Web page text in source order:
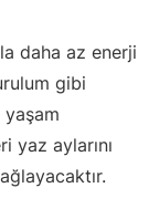
daha az enerji
gibi
yaşam
yaz aylarını